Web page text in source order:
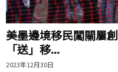
美墨邊境移民闖關屢
「送」移...
2023年12月30日